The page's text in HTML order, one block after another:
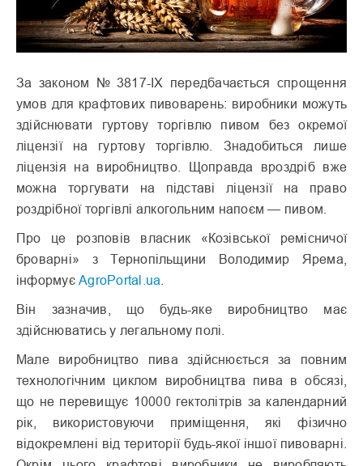
За законом № 3817-IX передбачається спрощення
умов для крафтових пивоварень: виробники можуть
здійснювати гуртову торгівлю пивом без окремої
ліцензії на гуртову торгівлю. Знадобиться лише
ліцензія на виробництво. Щоправда вроздріб вже
можна торгувати на підставі ліцензії на право
роздрібної торгівлі алкогольним напоєм — пивом.
Про це розповів власник «Козівської ремісничої
броварні» з Тернопільщини Володимир Ярема,
інформуєAgroPortal.ua
Він зазначив, що будь-яке виробництво має
здійснюватись у легальному полі.
Мале виробництво пива здійснюється за повним
технологічним циклом виробництва пива в обсязі,
що не перевищує 10000 гектолітрів за календарний
рік, використовуючи приміщення, які фізично
відокремлені від території будь-якої іншої пивоварні.